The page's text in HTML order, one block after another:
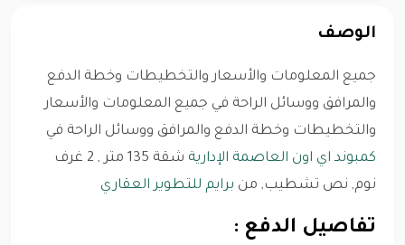
الوصف
جميع المعلومات والأسعار والتخطيطات وخطة الدفع
والمرافق ووسائل الراحة في جميع المعلومات والأسعار
والتخطيطات وخطة الدفع والمرافق ووسائل الراحة في
كمبوند اي اون العاصمة الإدارية
شقة 135 متر , 2 غرف
نوم, نص تشطيب, من برايم للتطوير العقاري
تفاصيل الدفع :